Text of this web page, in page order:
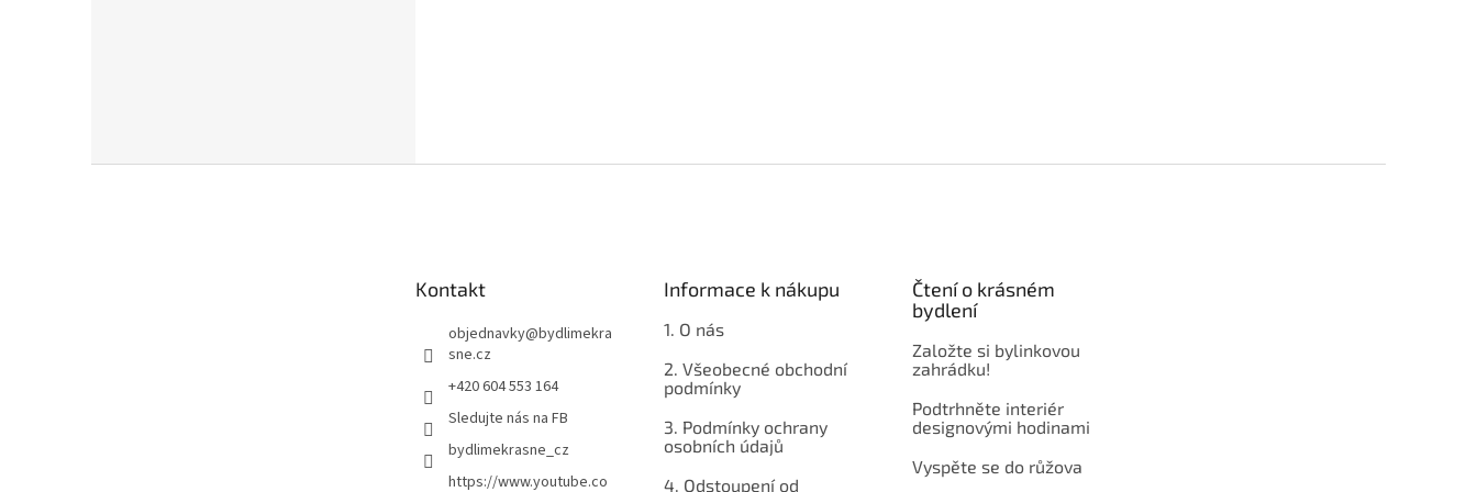
Kontakt
objednavky@bydlimekra
sne.cz
+420 604 553 164
Sledujte nás na FB
bydlimekrasne_cz
https://www.youtube.co
Informace k nákupu
1. O nás
2. Všeobecné obchodní
podmínky
3. Podmínky ochrany
osobních údajů
4. Odstoupení od
Čtení o krásném
bydlení
Založte si bylinkovou
zahrádku!
Podtrhněte interiér
designovými hodinami
Vyspěte se do růžova